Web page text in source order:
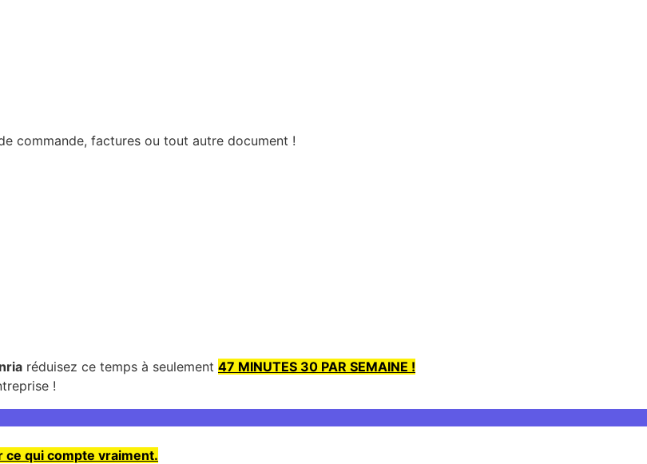
commande, factures ou tout autre document !
réduisez ce temps à seulement 47 MINUTES 30 PAR SEMAINE !
!
qui compte vraiment.